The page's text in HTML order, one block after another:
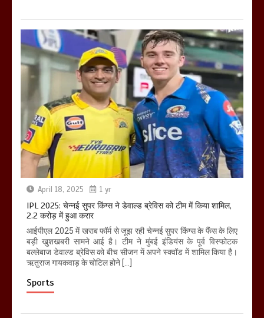
April 18, 2025 1 yr
IPL 2025: चेन्नई सुपर किंग्स ने डेवाल्ड ब्रेविस को टीम में किया शामिल,
2.2 करोड़ में हुआ करार
आईपीएल 2025 में खराब फॉर्म से जूझ रही चेन्नई सुपर किंग्स के फैंस के लिए
बड़ी खुशखबरी सामने आई है। टीम ने मुंबई इंडियंस के पूर्व विस्फोटक
बल्लेबाज डेवाल्ड ब्रेविस को बीच सीजन में अपने स्क्वॉड में शामिल किया है।
ऋतुराज गायकवाड़ के चोटिल होने […]
Sports